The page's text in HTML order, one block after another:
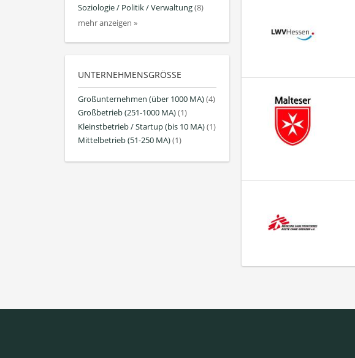
Soziologie / Politik / Verwaltung(8)
mehr anzeigen »
UNTERNEHMENSGRÖSSE
Großunternehmen (über 1000 MA)(4)
Großbetrieb (251-1000 MA)(1)
Kleinstbetrieb / Startup (bis 10 MA)(1)
Mittelbetrieb (51-250 MA)(1)